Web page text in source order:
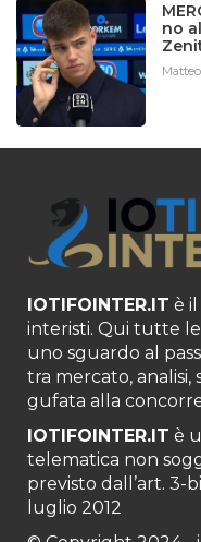
no
IOTIFOINTER.IT è
interisti. Qui tutte
uno sguardo al
tra mercato, analisi,
gufata alla
IOTIFOINTER.IT è
telematica non
previsto dall’art. 3-
luglio 2012